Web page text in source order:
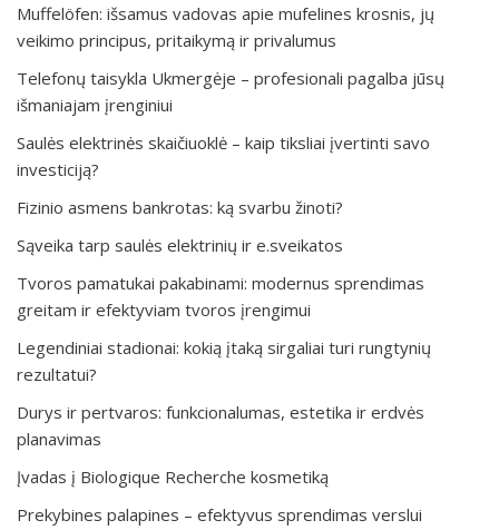
Muffelöfen: išsamus vadovas apie mufelines krosnis, jų
veikimo principus, pritaikymą ir privalumus
Telefonų taisykla Ukmergėje – profesionali pagalba jūsų
išmaniajam įrenginiui
Saulės elektrinės skaičiuoklė – kaip tiksliai įvertinti savo
investiciją?
Fizinio asmens bankrotas: ką svarbu žinoti?
Sąveika tarp saulės elektrinių ir e.sveikatos
Tvoros pamatukai pakabinami: modernus sprendimas
greitam ir efektyviam tvoros įrengimui
Legendiniai stadionai: kokią įtaką sirgaliai turi rungtynių
rezultatui?
Durys ir pertvaros: funkcionalumas, estetika ir erdvės
planavimas
Įvadas į Biologique Recherche kosmetiką
Prekybines palapines – efektyvus sprendimas verslui